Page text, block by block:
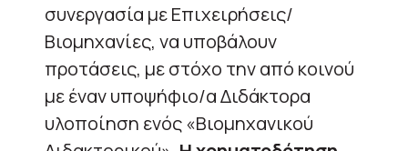
συνεργασία με Επιχειρήσεις/
Βιομηχανίες, να υποβάλουν
προτάσεις, με στόχο την από κοινού
με έναν υποψήφιο/α Διδάκτορα
υλοποίηση ενός «Βιομηχανικού